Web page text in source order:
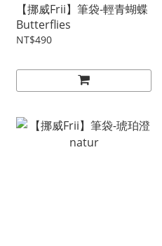
【挪威Frii】筆袋-輕青蝴蝶
Butterflies
NT$490